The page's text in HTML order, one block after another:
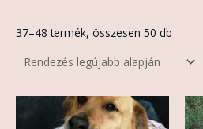
37–48 termék, összesen 50 db